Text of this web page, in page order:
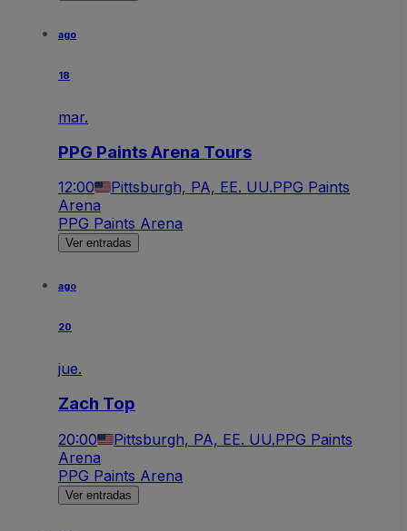
ago
18
mar.
PPG Paints Arena Tours
12:00 Pittsburgh, PA, EE. UU.PPG Paints
Arena
PPG Paints Arena
Ver entradas
ago
20
jue.
Zach Top
20:00 Pittsburgh, PA, EE. UU.PPG Paints
Arena
PPG Paints Arena
Ver entradas